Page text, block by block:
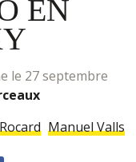
EN
le 27 septembre
Manuel Valls